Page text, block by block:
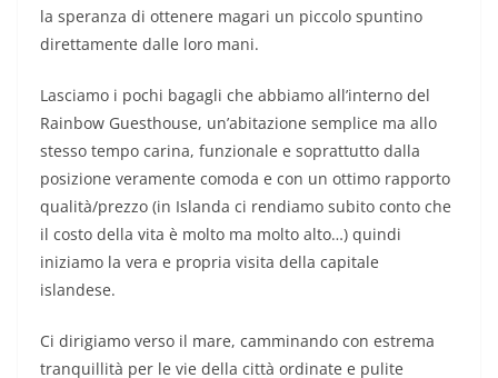
la speranza di ottenere magari un piccolo spuntino
direttamente dalle loro mani.
Lasciamo i pochi bagagli che abbiamo all’interno del
Rainbow Guesthouse, un’abitazione semplice ma allo
stesso tempo carina, funzionale e soprattutto dalla
posizione veramente comoda e con un ottimo rapporto
qualità/prezzo (in Islanda ci rendiamo subito conto che
il costo della vita è molto ma molto alto…) quindi
iniziamo la vera e propria visita della capitale
islandese.
Ci dirigiamo verso il mare, camminando con estrema
tranquillità per le vie della città ordinate e pulite